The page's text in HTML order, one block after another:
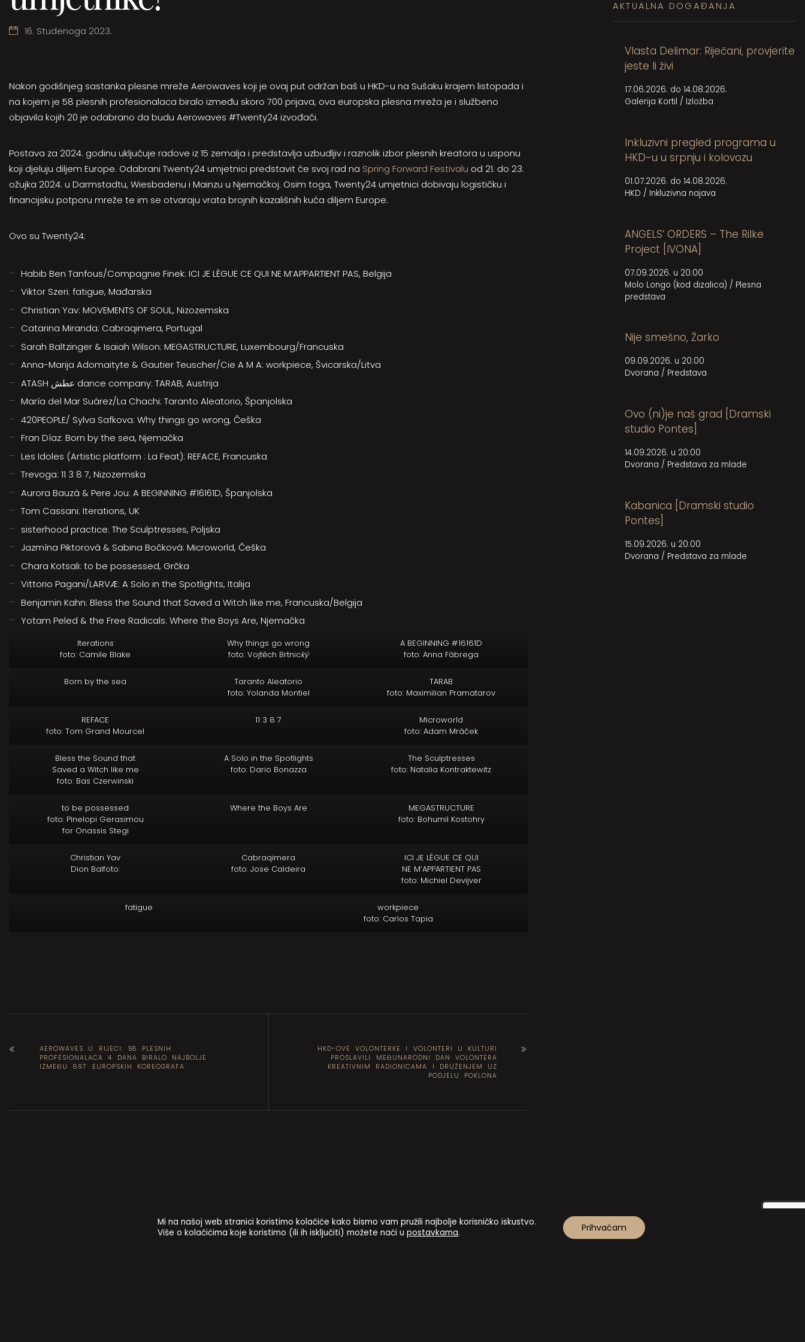
16. Studenoga 2023.
Nakon godišnjeg sastanka plesne mreže Aerowaves koji je ovaj put održan baš u HKD-u na Sušaku krajem listopada i
na kojem je 58 plesnih profesionalaca biralo između skoro 700 prijava, ova europska plesna mreža je i službeno
objavila kojih 20 je odabrano da budu Aerowaves #Twenty24 izvođači.
Postava za 2024. godinu uključuje radove iz 15 zemalja i predstavlja uzbudljiv i raznolik izbor plesnih kreatora u usponu
koji djeluju diljem Europe. Odabrani Twenty24 umjetnici predstavit će svoj rad na Spring Forward Festivalu od 21. do 23.
ožujka 2024. u Darmstadtu, Wiesbadenu i Mainzu u Njemačkoj. Osim toga, Twenty24 umjetnici dobivaju logističku i
financijsku potporu mreže te im se otvaraju vrata brojnih kazališnih kuća diljem Europe.
Ovo su Twenty24:
Habib Ben Tanfous/Compagnie Finek: ICI JE LÈGUE CE QUI NE M’APPARTIENT PAS, Belgija
Viktor Szeri: fatigue, Mađarska
Christian Yav: MOVEMENTS OF SOUL, Nizozemska
Catarina Miranda: Cabraqimera, Portugal
Sarah Baltzinger & Isaiah Wilson: MEGASTRUCTURE, Luxembourg/Francuska
Anna-Marija Adomaityte & Gautier Teuscher/Cie A M A: workpiece, Švicarska/Litva
ATASH عطش dance company: TARAB, Austrija
María del Mar Suárez/La Chachi: Taranto Aleatorio, Španjolska
420PEOPLE/ Sylva Safkova: Why things go wrong, Češka
Fran Díaz: Born by the sea, Njemačka
Les Idoles (Artistic platform : La Feat): REFACE, Francuska
Trevoga: 11 3 8 7, Nizozemska
Aurora Bauzà & Pere Jou: A BEGINNING #16161D, Španjolska
Tom Cassani: Iterations, UK
sisterhood practice: The Sculptresses, Poljska
Jazmína Piktorová & Sabina Bočková: Microworld, Češka
Chara Kotsali: to be possessed, Grčka
Vittorio Pagani/LARVÆ: A Solo in the Spotlights, Italija
Benjamin Kahn: Bless the Sound that Saved a Witch like me, Francuska/Belgija
Yotam Peled & the Free Radicals: Where the Boys Are, Njemačka
Iterations
foto: Camile Blake
Why things go wrong
foto: Vojtěch Brtnický
A BEGINNING #16161D
foto: Anna Fàbrega
Born by the sea
Taranto Aleatorio
foto: Yolanda Montiel
TARAB
foto: Maximilian Pramatarov
REFACE
foto: Tom Grand Mourcel
11 3 8 7
Microworld
foto: Adam Mráček
Bless the Sound that
Saved a Witch like me
foto: Bas Czerwinski
A Solo in the Spotlights
foto: Dario Bonazza
The Sculptresses
foto: Natalia Kontraktewitz
to be possessed
foto: Pinelopi Gerasimou
for Onassis Stegi
Where the Boys Are
MEGASTRUCTURE
foto: Bohumil Kostohry
Christian Yav
Dion Balfoto:
Cabraqimera
foto: Jose Caldeira
ICI JE LÈGUE CE QUI
NE M’APPARTIENT PAS
foto: Michiel Devijver
fatigue
workpiece
foto: Carlos Tapia
AEROWAVES U RIJECI: 58 PLESNIH
PROFESIONALACA 4 DANA BIRALO NAJBOLJE
IZMEĐU 697 EUROPSKIH KOREOGRAFA
HKD-OVE VOLONTERKE I VOLONTERI U KULTURI
PROSLAVILI MEĐUNARODNI DAN VOLONTERA
KREATIVNIM RADIONICAMA I DRUŽENJEM UZ
PODJELU POKLONA
AKTUALNA DOGAĐANJA
Vlasta Delimar: Riječani, provjerite
jeste li živi
17.06.2026. do 14.08.2026.
Galerija Kortil / Izložba
Inkluzivni pregled programa u
HKD-u u srpnju i kolovozu
01.07.2026. do 14.08.2026.
HKD / Inkluzivna najava
ANGELS’ ORDERS – The Rilke
Project [IVONA]
07.09.2026. u 20:00
Molo Longo (kod dizalica) / Plesna
predstava
Nije smešno, Žarko
09.09.2026. u 20:00
Dvorana / Predstava
Ovo (ni)je naš grad [Dramski
studio Pontes]
14.09.2026. u 20:00
Dvorana / Predstava za mlade
Kabanica [Dramski studio
Pontes]
15.09.2026. u 20:00
Dvorana / Predstava za mlade
Mi na našoj web stranici koristimo kolačiće kako bismo vam pružili najbolje korisničko iskustvo.
Više o kolačićima koje koristimo (ili ih isključiti) možete naći upostavkama. Prihvaćam